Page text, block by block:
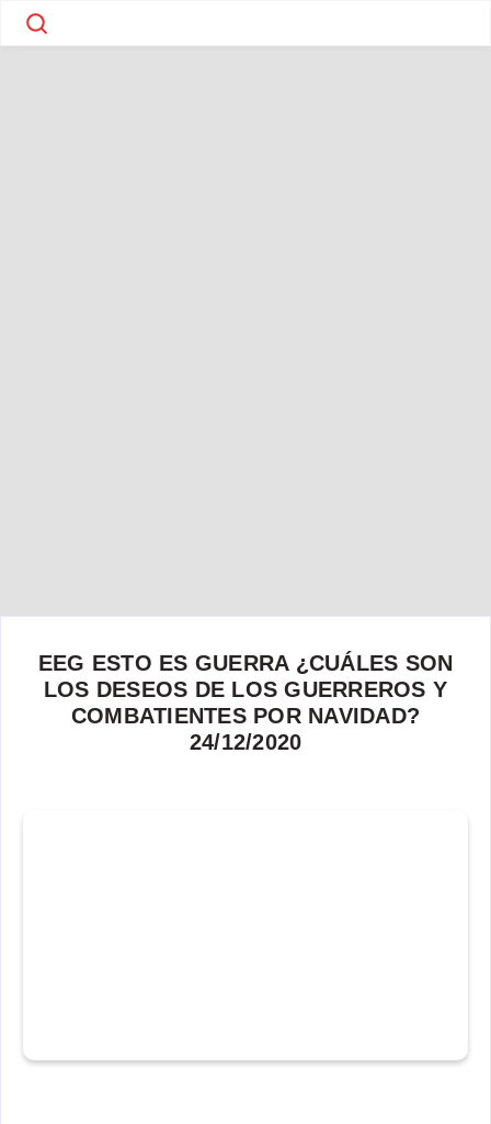
EEG ESTO ES GUERRA ¿CUÁLES SON
LOS DESEOS DE LOS GUERREROS Y
COMBATIENTES POR NAVIDAD?
24/12/2020